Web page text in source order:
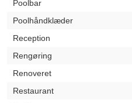
Poolbar
Poolhåndklæder
Reception
Rengøring
Renoveret
Restaurant